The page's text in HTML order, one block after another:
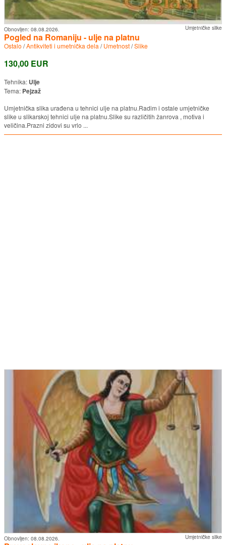
Umjetničke slike
Obnovljen: 08.08.2026.
Pogled na Romaniju - ulje na platnu
Ostalo /Antikviteti i umetnička dela /Umetnost/Slike
130,00 EUR
Tehnika: Ulje
Tema: Pejzaž
Umjetnička slika urađena u tehnici ulje na platnu.Radim i ostale umjetničke
slike u slikarskoj tehnici ulje na platnu.Slike su različitih žanrova , motiva i
veličina.Prazni zidovi su vrlo ...
Umjetničke slike
Obnovljen: 08.08.2026.